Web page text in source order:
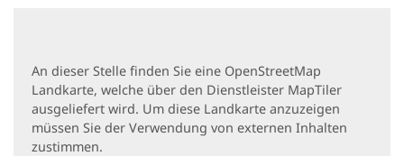
An dieser Stelle finden Sie eine OpenStreetMap
Landkarte, welche über den Dienstleister MapTiler
ausgeliefert wird. Um diese Landkarte anzuzeigen
müssen Sie der Verwendung von externen Inhalten
zustimmen.